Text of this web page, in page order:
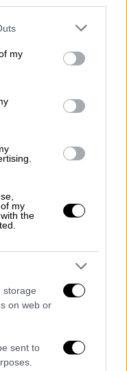
one or more Google
You may click to
third-party tags to
in below Google
my
my
the
storage
on web or
sent to
δούμε τι θα
να
κανάλια
είχε προκληθεί
της Ματσάδο
της
, η οποία
(14:00 ώρα
Όσλο,
ινστιτούτου